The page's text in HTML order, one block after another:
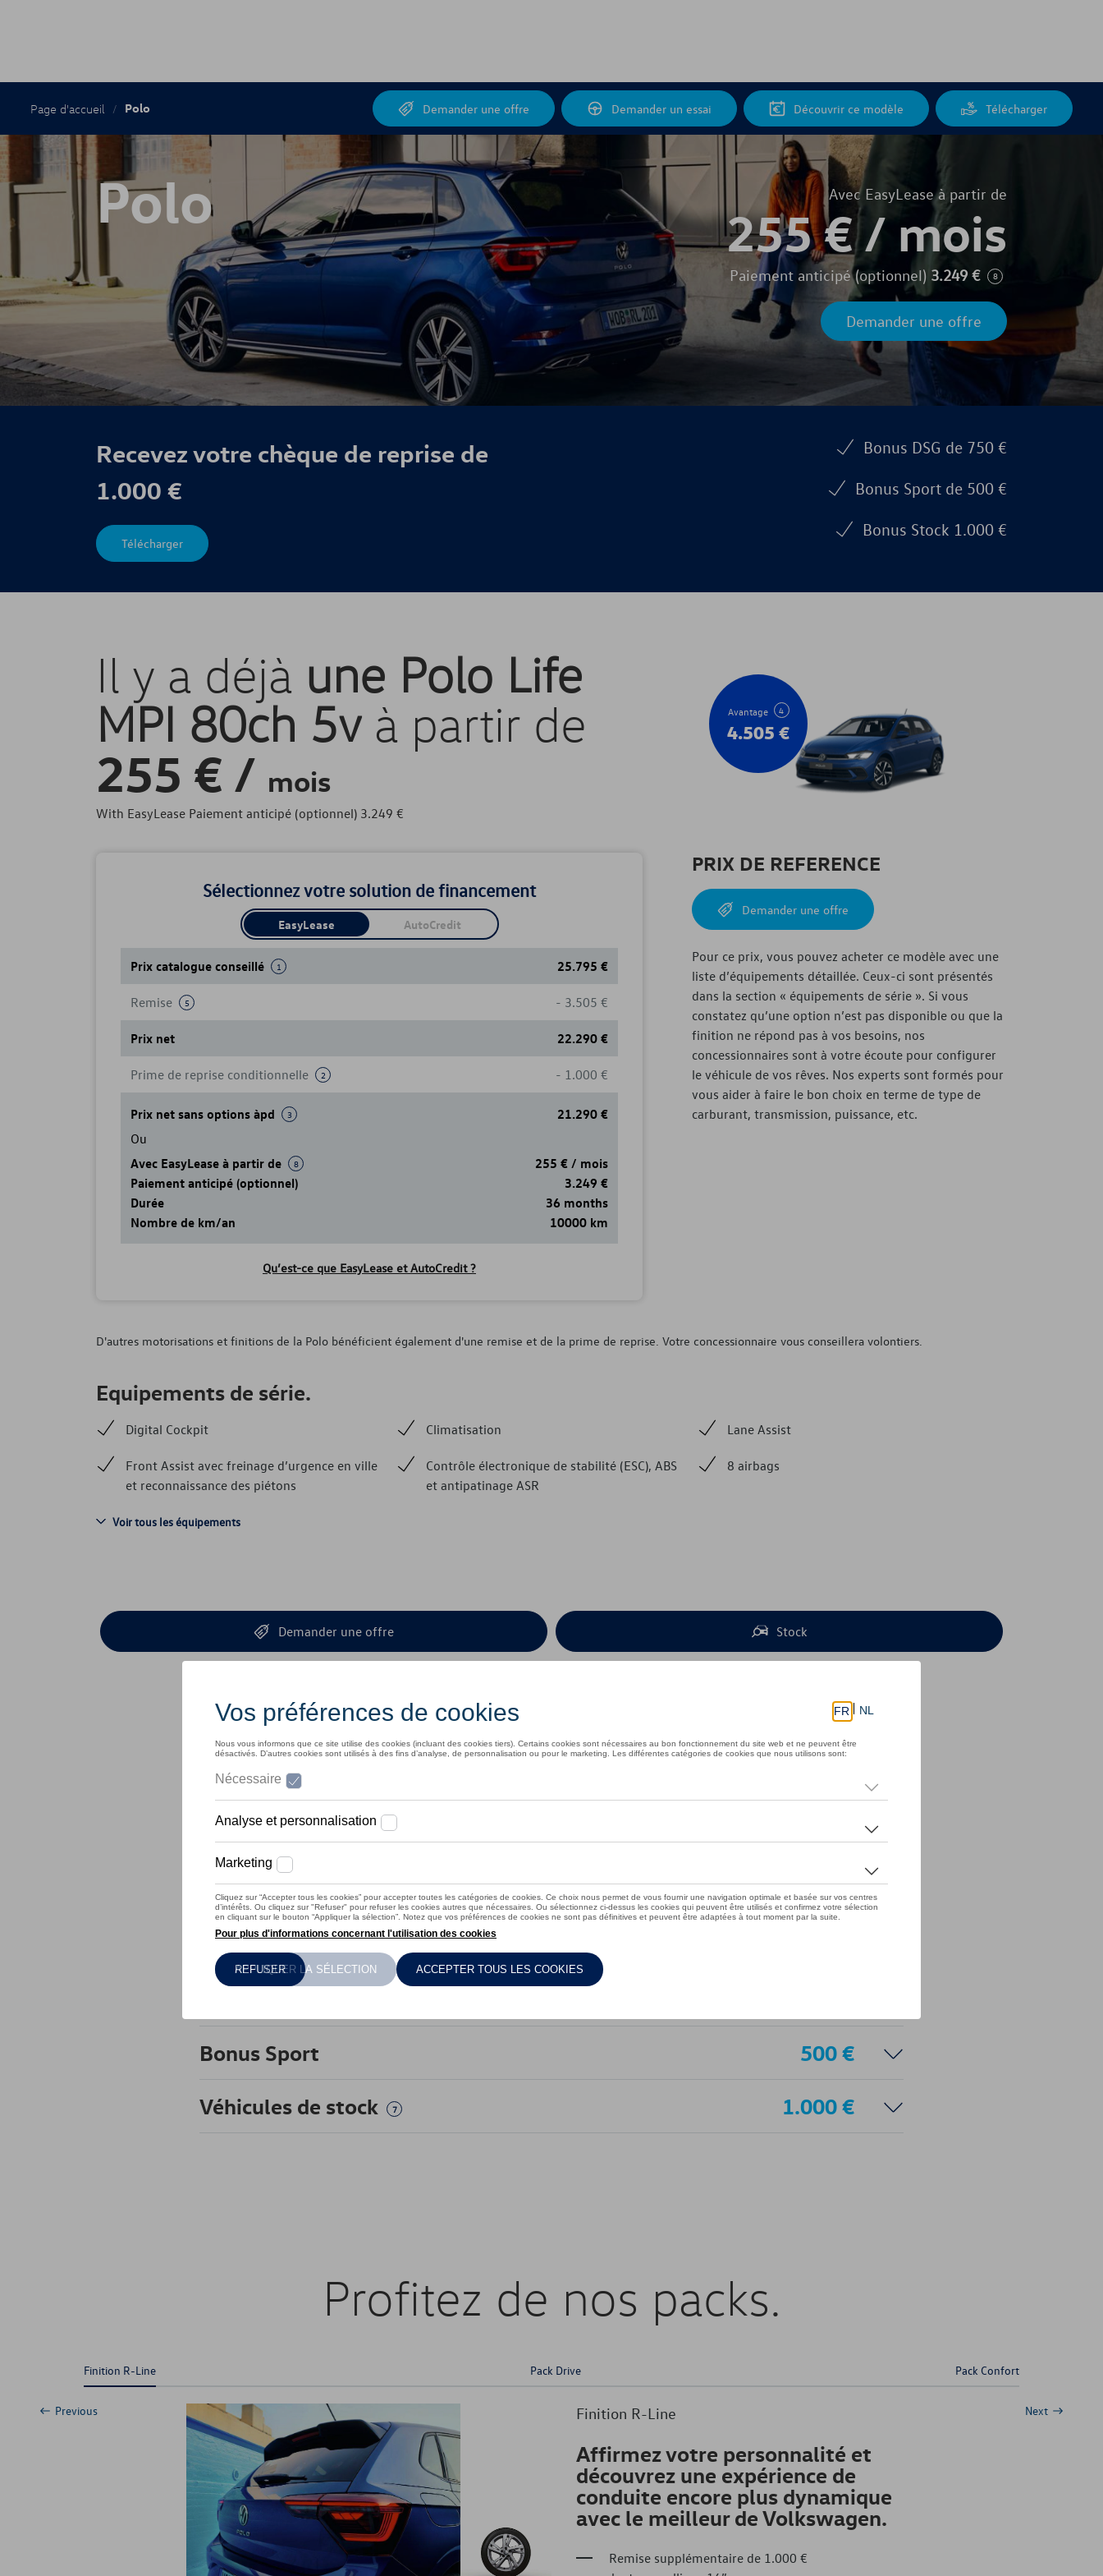
Fil
d'Ariane
Page d'accueil Polo Demander une offre Demander un essai Découvrir ce modèle Télécharger
Polo Avec EasyLease à partir de
255€/mois
Paiement anticipé (optionnel) 3.249 € 8
Demander une offre
Recevez votre chèque de reprise de
1.000 €
Télécharger
Bonus DSG de 750 €
Bonus Sport de 500 €
Bonus Stock 1.000 €
Il y a déjà une Polo Life
MPI 80ch 5và partir de
255 € / mois
With EasyLease Paiement anticipé (optionnel) 3.249 €
Avantage 4
4.505 €
Sélectionnez votre solution de financement
EasyLease AutoCredit
Prix catalogue conseillé 1 25.795 €
Remise 5 - 3.505 €
Prix net 22.290 €
Prime de reprise conditionnelle 2 - 1.000 €
Prix net sans options àpd 3 21.290 €
Ou
Avec EasyLease à partir de
8 255 € / mois
Paiement anticipé (optionnel)
3.249 €
Durée
36 months
Nombre de km/an
10000 km
Qu’est-ce que EasyLease et AutoCredit ?
PRIX DE REFERENCE
Demander une offre
Pour ce prix, vous pouvez acheter ce modèle avec une
liste d’équipements détaillée. Ceux-ci sont présentés
dans la section « équipements de série ». Si vous
constatez qu’une option n’est pas disponible ou que la
finition ne répond pas à vos besoins, nos
concessionnaires sont à votre écoute pour configurer
le véhicule de vos rêves. Nos experts sont formés pour
vous aider à faire le bon choix en terme de type de
carburant, transmission, puissance, etc.
D'autres motorisations et finitions de la Polo bénéficient également d'une remise et de la prime de reprise. Votre concessionnaire vous conseillera volontiers.
Equipements de série.
Digital Cockpit Climatisation Lane Assist
Front Assist avec freinage d’urgence en ville
et reconnaissance des piétons
Contrôle électronique de stabilité (ESC), ABS
et antipatinage ASR
8 airbags
Voir tous les équipements
Demander une offre Stock
Nos offres.
Remise 5 3.505 €
Prime de reprise
Bonus Sport 500 €
Véhicules de stock 7 1.000 €
Profitez de nos packs.
Finition R-Line Pack Drive Pack Confort
Finition R-Line
Affirmez votre personnalité et
découvrez une expérience de
conduite encore plus dynamique
avec le meilleur de Volkswagen.
Remise supplémentaire de 1.000 €
Previous Next